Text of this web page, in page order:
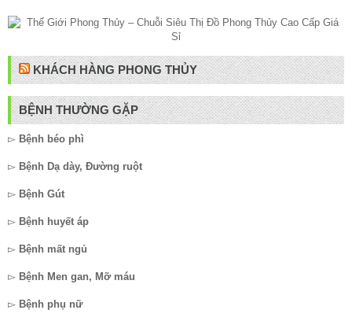
KHÁCH HÀNG PHONG THỦY
BỆNH THƯỜNG GẶP
▻ Bệnh béo phì
▻ Bệnh Dạ dày, Đường ruột
▻ Bệnh Gút
▻ Bệnh huyết áp
▻ Bệnh mất ngủ
▻ Bệnh Men gan, Mỡ máu
▻ Bệnh phụ nữ